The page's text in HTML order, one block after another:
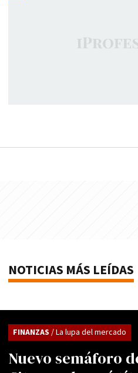
NOTICIAS MÁS LEÍDAS
Nuevo semáforo
FINANZAS / La lupa del mercado